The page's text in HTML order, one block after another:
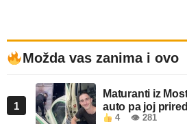
Možda vas zanima i ovo
1
Maturanti iz
auto pa joj
4 👁 281